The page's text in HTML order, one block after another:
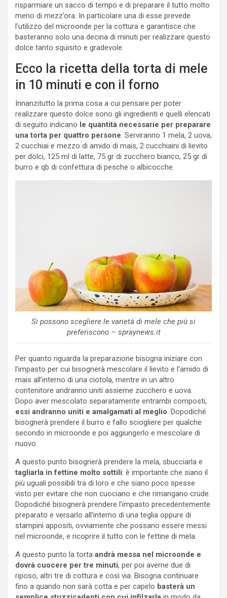
risparmiare un sacco di tempo e di preparare il tutto molto
meno di mezz’ora. In particolare una di esse prevede
l’utilizzo del microonde per la cottura e garantisce che
basteranno solo una decina di minuti per realizzare questo
dolce tanto squisito e gradevole.
Ecco la ricetta della torta di mele
in 10 minuti e con il forno
Innanzitutto la prima cosa a cui pensare per poter
realizzare questo dolce sono gli ingredienti e quelli elencati
di seguito indicano le quantità necessarie per preparare
una torta per quattro persone. Serviranno 1 mela, 2 uova,
2 cucchiai e mezzo di amido di mais, 2 cucchiaini di lievito
per dolci, 125 ml di latte, 75 gr di zucchero bianco, 25 gr di
burro e qb di confettura di pesche o albicocche.
Si possono scegliere le varietà di mele che più si
preferiscono – spraynews.it
Per quanto riguarda la preparazione bisogna iniziare con
l’impasto per cui bisognerà mescolare il lievito e l’amido di
mais all’interno di una ciotola, mentre in un altro
contenitore andranno uniti assieme zucchero e uova.
Dopo aver mescolato separatamente entrambi composti,
essi andranno uniti e amalgamati al meglio. Dopodiché
bisognerà prendere il burro e fallo sciogliere per qualche
secondo in microonde e poi aggiungerlo e mescolare di
nuovo.
A questo punto bisognerà prendere la mela, sbucciarla e
tagliarla in fettine molto sottili: è importante che siano il
più uguali possibili tra di loro e che siano poco spesse
visto per evitare che non cuociano e che rimangano crude.
Dopodiché bisognerà prendere l’impasto precedentemente
preparato e versarlo all’interno di una teglia oppure di
stampini appositi, ovviamente che possano essere messi
nel microonde, e ricoprire il tutto con le fettine di mela.
A questo punto la torta andrà messa nel microonde e
dovrà cuocere per tre minuti, per poi averne due di
riposo, altri tre di cottura e così via. Bisogna continuare
fino a quando non sarà cotta e per capirlo basterà un